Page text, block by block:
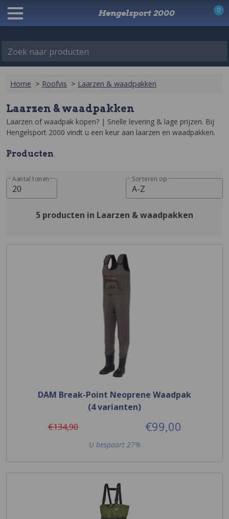
Zoek naar producten
Hengelsport 2000 0
Home > Roofvis > Laarzen & waadpakken
Laarzen & waadpakken
Laarzen of waadpak kopen? | Snelle levering & lage prijzen‎. Bij
Hengelsport 2000 vindt u een keur aan laarzen en waadpakken.
Producten
Aantal tonen
20
Sorteren op
A-Z
5 producten in Laarzen & waadpakken
DAM Break-Point Neoprene Waadpak
(4 varianten)
€134,90
€99,00
U bespaart 27%